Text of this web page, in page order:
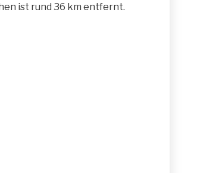
ist rund 36 km entfernt.